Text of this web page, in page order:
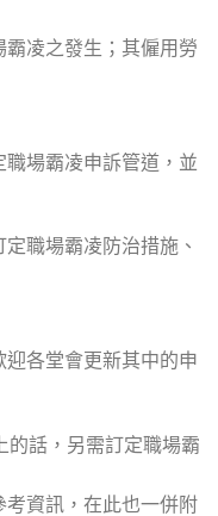
凌之發生； 其僱用勞
場霸凌申訴管道， 並
職場霸凌防治措施、
迎各堂會更新其中的申
話， 另需訂定職場霸
資訊， 在此也一併附